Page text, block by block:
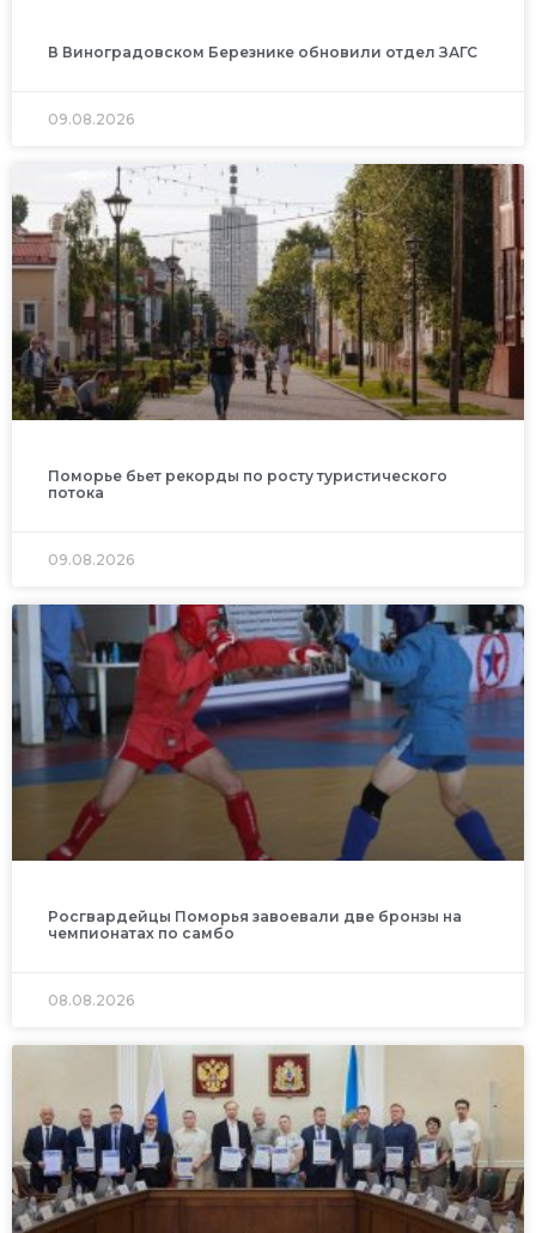
В Виноградовском Березнике обновили отдел ЗАГС
09.08.2026
Поморье бьет рекорды по росту туристического
потока
09.08.2026
Росгвардейцы Поморья завоевали две бронзы на
чемпионатах по самбо
08.08.2026